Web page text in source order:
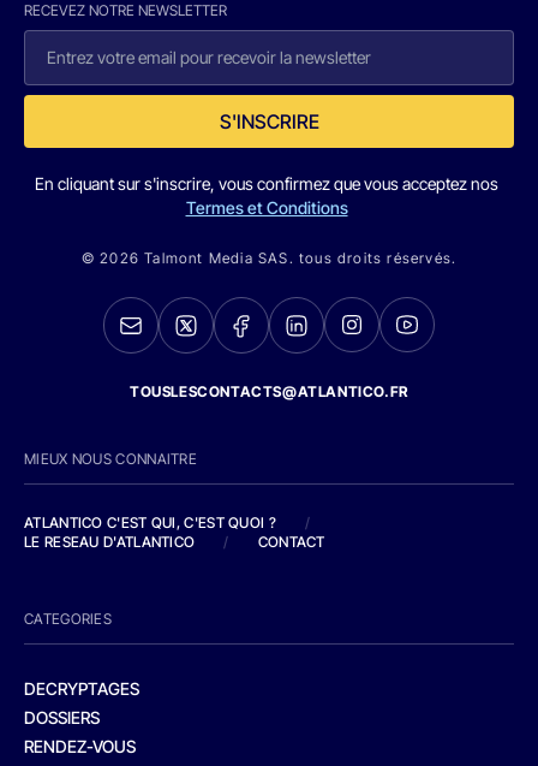
RECEVEZ NOTRE NEWSLETTER
S'INSCRIRE
En cliquant sur s'inscrire, vous confirmez que vous acceptez nos
Termes et Conditions
© 2026 Talmont Media SAS. tous droits réservés.
TOUSLESCONTACTS@ATLANTICO.FR
MIEUX NOUS CONNAITRE
ATLANTICO C'EST QUI, C'EST QUOI ?
/
LE RESEAU D'ATLANTICO
/ CONTACT
CATEGORIES
DECRYPTAGES
DOSSIERS
RENDEZ-VOUS